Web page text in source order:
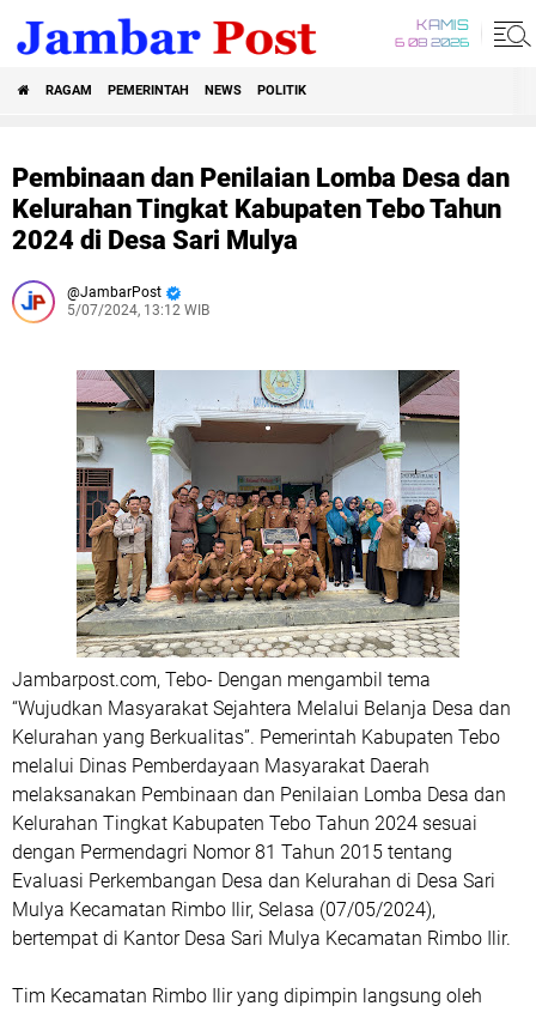
KAMIS
6 08 2026
RAGAM PEMERINTAH NEWS POLITIK
Pembinaan dan Penilaian Lomba Desa dan
Kelurahan Tingkat Kabupaten Tebo Tahun
2024 di Desa Sari Mulya
JambarPost
5/07/2024, 13:12 WIB
Jambarpost.com, Tebo- Dengan mengambil tema
“Wujudkan Masyarakat Sejahtera Melalui Belanja Desa dan
Kelurahan yang Berkualitas”. Pemerintah Kabupaten Tebo
melalui Dinas Pemberdayaan Masyarakat Daerah
melaksanakan Pembinaan dan Penilaian Lomba Desa dan
Kelurahan Tingkat Kabupaten Tebo Tahun 2024 sesuai
dengan Permendagri Nomor 81 Tahun 2015 tentang
Evaluasi Perkembangan Desa dan Kelurahan di Desa Sari
Mulya Kecamatan Rimbo Ilir, Selasa (07/05/2024),
bertempat di Kantor Desa Sari Mulya Kecamatan Rimbo Ilir.
Tim Kecamatan Rimbo Ilir yang dipimpin langsung oleh